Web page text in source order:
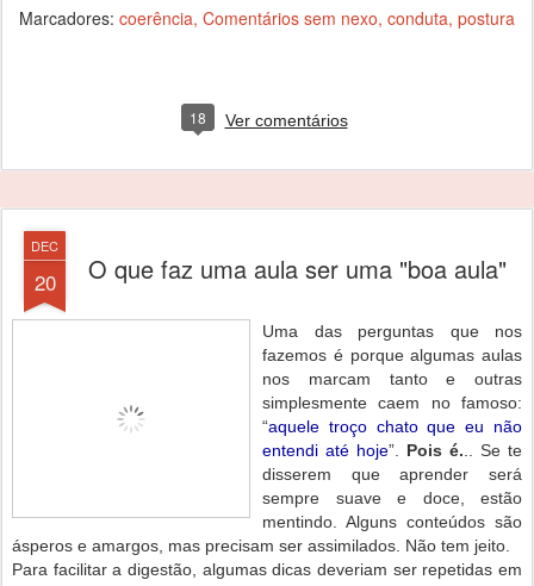
Marcadores: coerência Comentários sem nexo conduta postura
18 Ver comentários
DEC
20 O que faz uma aula ser uma "boa aula"
Uma das perguntas que nos
fazemos é porque algumas aulas
nos marcam tanto e outras
simplesmente caem no famoso:
“aquele troço chato que eu não
entendi até hoje”. Pois é. .. Se te
disserem que aprender será
sempre suave e doce, estão
mentindo. Alguns conteúdos são
ásperos e amargos, mas precisam ser assimilados. Não tem jeito.
Para facilitar a digestão, algumas dicas deveriam ser repetidas em